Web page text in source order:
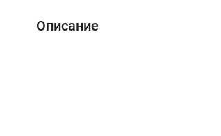
Описание